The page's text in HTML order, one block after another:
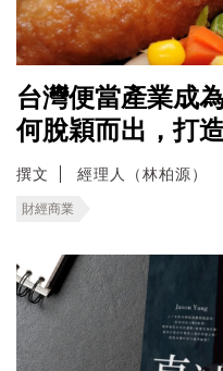
台灣便當產業成
何脫穎而出，打
撰文 經理人（林柏源）
財經商業